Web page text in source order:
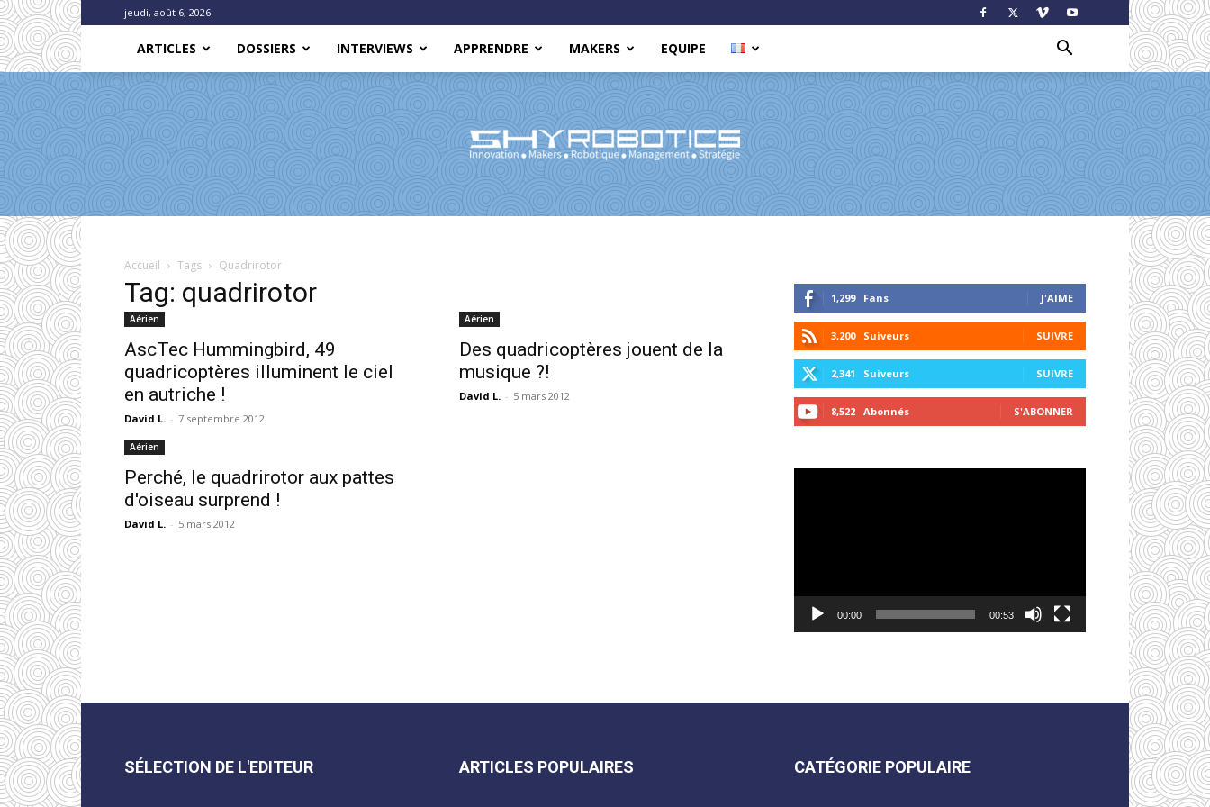
jeudi, août 6, 2026
ARTICLES DOSSIERS INTERVIEWS APPRENDRE MAKERS EQUIPE
Accueil Tags Quadrirotor
Tag: quadrirotor
Aérien
AscTec Hummingbird, 49
quadricoptères illuminent le ciel
en autriche !
David L. - 7 septembre 2012
Aérien
Des quadricoptères jouent de la
musique ?!
David L. - 5 mars 2012
Aérien
Perché, le quadrirotor aux pattes
d'oiseau surprend !
David L. - 5 mars 2012
1,299 Fans J'AIME
3,200 Suiveurs SUIVRE
2,341 Suiveurs SUIVRE
8,522 Abonnés S'ABONNER
00:00 00:53
SÉLECTION DE L'EDITEUR ARTICLES POPULAIRES CATÉGORIE POPULAIRE